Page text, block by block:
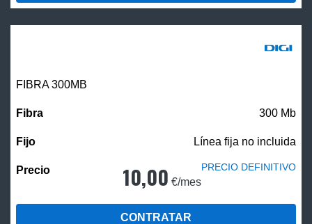
FIBRA 300MB
300 Mb
Línea fija no incluida
10,00 €/mes
PRECIO DEFINITIVO
CONTRATAR